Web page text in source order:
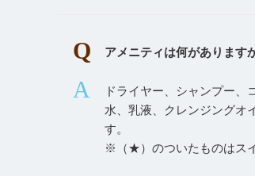
アメニティは何があります
ドライヤー、シャンプー
水、乳液、クレンジングオ
す。
※（★）のついたものはス